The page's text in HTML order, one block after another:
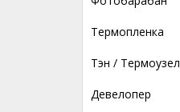
Термопленка
Тэн / Термоузел
Девелопер